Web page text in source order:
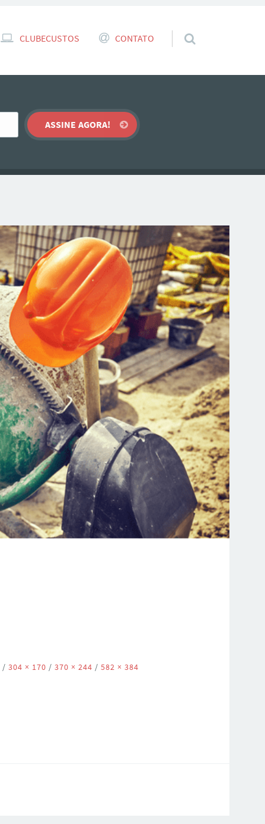
CLUBECUSTOS CONTATO
/ 304 × 170 / 370 × 244 / 582 × 384